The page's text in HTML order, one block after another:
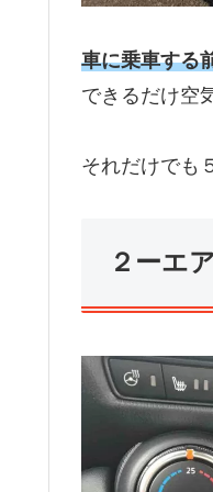
車に乗車する
できるだけ空
それだけでも
２ーエ